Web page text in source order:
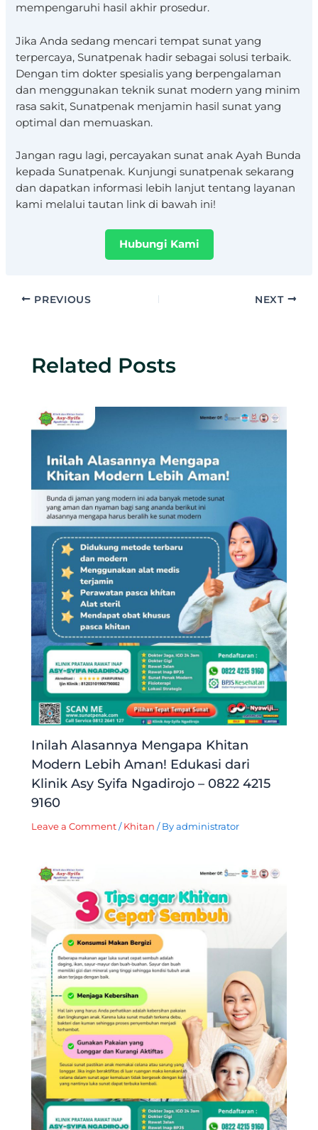
mempengaruhi hasil akhir prosedur.
Jika Anda sedang mencari tempat sunat yang
terpercaya, Sunatpenak hadir sebagai solusi terbaik.
Dengan tim dokter spesialis yang berpengalaman
dan menggunakan teknik sunat modern yang minim
rasa sakit, Sunatpenak menjamin hasil sunat yang
optimal dan memuaskan.
Jangan ragu lagi, percayakan sunat anak Ayah Bunda
kepada Sunatpenak. Kunjungi sunatpenak sekarang
dan dapatkan informasi lebih lanjut tentang layanan
kami melalui tautan link di bawah ini!
Hubungi Kami
PREVIOUS NEXT
Related Posts
Inilah Alasannya Mengapa Khitan
Modern Lebih Aman! Edukasi dari
Klinik Asy Syifa Ngadirojo – 0822 4215
9160
Leave a Comment / Khitan / Byadministrator